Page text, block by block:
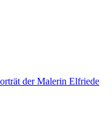
der Malerin Elfriede